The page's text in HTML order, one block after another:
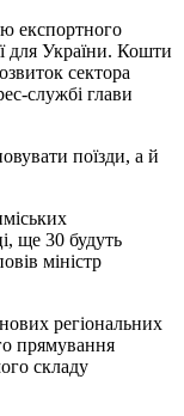
експортного
для України. Кошти
сектора
службі глави
поїзди, а й
ще 30 будуть
міністр
регіональних
прямування
складу